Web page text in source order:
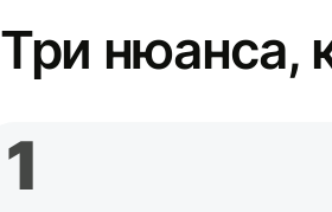
Три нюанса,
1